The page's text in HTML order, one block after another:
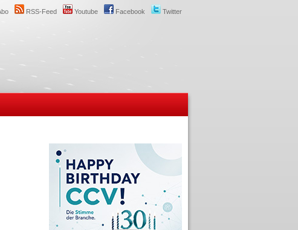
Twitter
Facebook
Youtube
RSS-Feed